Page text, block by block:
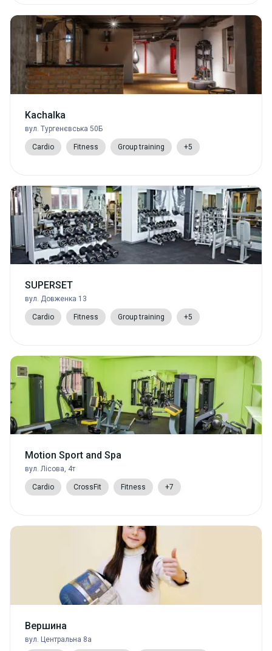
Kachalka
вул. Тургенєвська 50Б
Cardio Fitness Group training +5
SUPERSET
вул. Довженка 13
Cardio Fitness Group training +5
Motion Sport and Spa
вул. Лісова, 4т
Cardio CrossFit Fitness +7
Вершина
вул. Центральна 8а